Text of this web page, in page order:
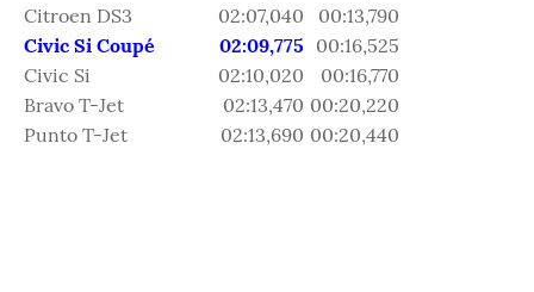
Citroen DS3
02:07,040
00:13,790
Civic Si Coupé
02:09,775 00:16,525
Civic Si
02:10,020
00:16,770
Bravo T-Jet
02:13,470 00:20,220
Punto T-Jet
02:13,690 00:20,440